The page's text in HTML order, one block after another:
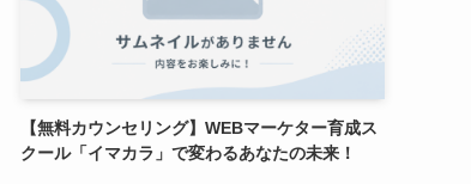
【無料カウンセリング】WEBマーケター育成ス
クール「イマカラ」で変わるあなたの未来！